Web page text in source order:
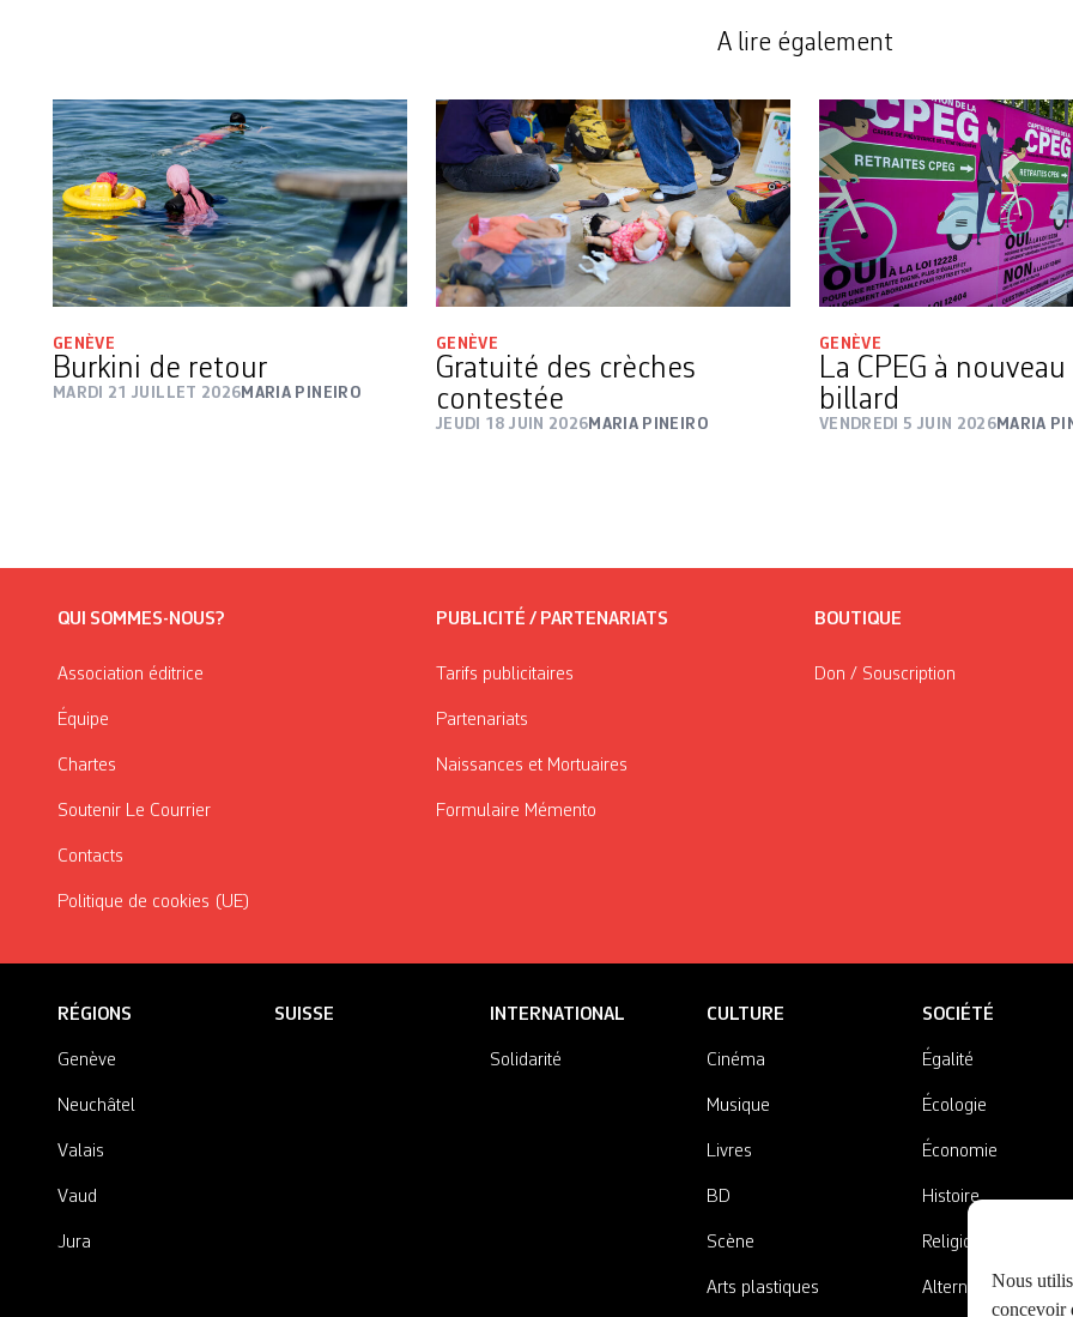
Nous
concevoir
A lire également
GENÈVE
Burkini de retour
MARDI 21 JUILLET 2026 MARIA PINEIRO
GENÈVE
Gratuité des crèches
contestée
JEUDI 18 JUIN 2026 MARIA PINEIRO
GENÈVE
La CPEG à
billard
VENDREDI 5 JUIN 2026 MARIA
QUI SOMMES-NOUS?
Association éditrice
Équipe
Chartes
Soutenir Le Courrier
Contacts
Politique de cookies (UE)
PUBLICITÉ / PARTENARIATS
Tarifs publicitaires
Partenariats
Naissances et Mortuaires
Formulaire Mémento
BOUTIQUE
Don / Souscription
RÉGIONS
Genève
Neuchâtel
Valais
Vaud
Jura
SUISSE INTERNATIONAL
Solidarité
CULTURE
Cinéma
Musique
Livres
BD
Scène
Arts plastiques
SOCIÉTÉ
Égalité
Écologie
Économie
Histoire
Religions
Alternatives